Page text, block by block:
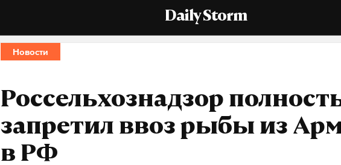
Daily Storm
Новости
Россельхознадзор
запретил ввоз рыбы из
в РФ